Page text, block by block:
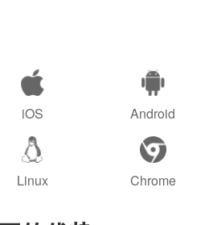
iOS Android
Linux Chrome